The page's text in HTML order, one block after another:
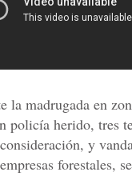
la madrugada en
policía herido, tres
y
forestales,